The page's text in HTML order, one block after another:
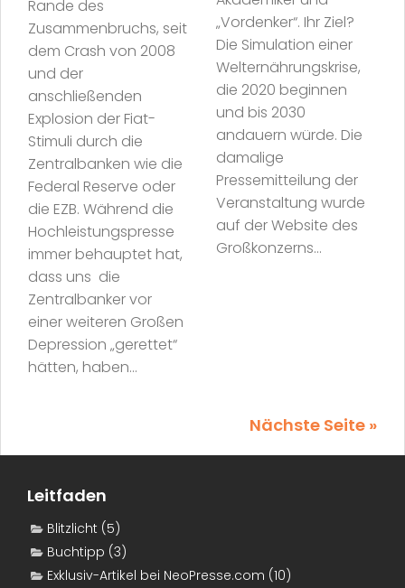
Rande des
Zusammenbruchs, seit
dem Crash von 2008
und der
anschließenden
Explosion der Fiat-
Stimuli durch die
Zentralbanken wie die
Federal Reserve oder
die EZB. Während die
Hochleistungspresse
immer behauptet hat,
dass uns die
Zentralbanker vor
einer weiteren Großen
Depression „gerettet“
hätten, haben...
„Vordenker“. Ihr Ziel?
Die Simulation einer
Welternährungskrise,
die 2020 beginnen
und bis 2030
andauern würde. Die
damalige
Pressemitteilung der
Veranstaltung wurde
auf der Website des
Großkonzerns...
Nächste Seite »
Leitfaden
Blitzlicht (5)
Buchtipp (3)
Exklusiv-Artikel bei NeoPresse.com (10)